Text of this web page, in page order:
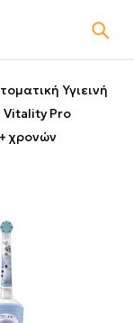
Υγιεινή
Vitality Pro
χρονών